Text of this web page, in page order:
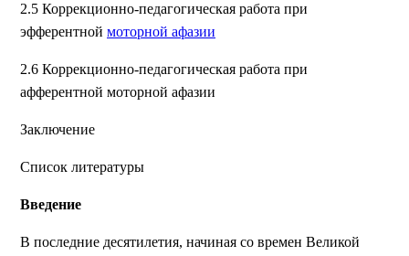
2.5 Коррекционно-педагогическая работа при
эфферентной моторной афазии
2.6 Коррекционно-педагогическая работа при
афферентной моторной афазии
Заключение
Список литературы
Введение
В последние десятилетия, начиная со времен Великой